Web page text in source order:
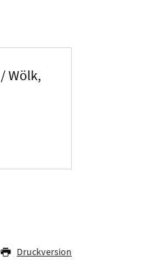
/ Wölk,
Druckversion